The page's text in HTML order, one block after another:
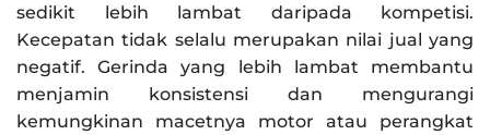
sedikit lebih lambat daripada kompetisi.
Kecepatan tidak selalu merupakan nilai jual yang
negatif. Gerinda yang lebih lambat membantu
menjamin konsistensi dan mengurangi
kemungkinan macetnya motor atau perangkat